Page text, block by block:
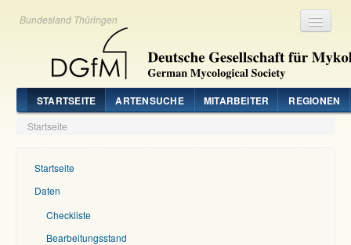
Bundesland Thüringen
STARTSEITE ARTENSUCHE MITARBEITER REGIONEN
Startseite
Startseite
Daten
Checkliste
Bearbeitungsstand